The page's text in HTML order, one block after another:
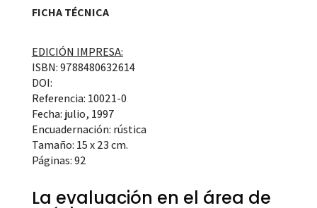
FICHA TÉCNICA
EDICIÓN IMPRESA:
ISBN: 9788480632614
DOI:
Referencia: 10021-0
Fecha: julio, 1997
Encuadernación: rústica
Tamaño: 15 x 23 cm.
Páginas: 92
La evaluación en el área de